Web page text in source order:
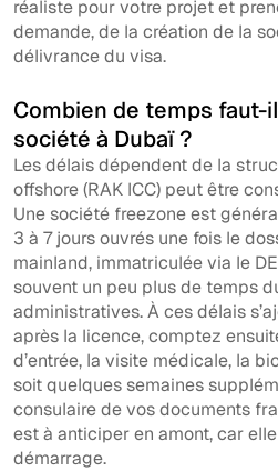
réaliste pour votre projet et
demande, de la création de la
délivrance du visa.
Combien de temps faut-
société à Dubaï ?
Les délais dépendent de la
offshore (RAK ICC) peut être
Une société freezone est
3 à 7 jours ouvrés une fois le
mainland, immatriculée via le
souvent un peu plus de temps
administratives. À ces délais
après la licence, comptez
d’entrée, la visite médicale, la
soit quelques semaines
consulaire de vos documents
est à anticiper en amont, car
démarrage.